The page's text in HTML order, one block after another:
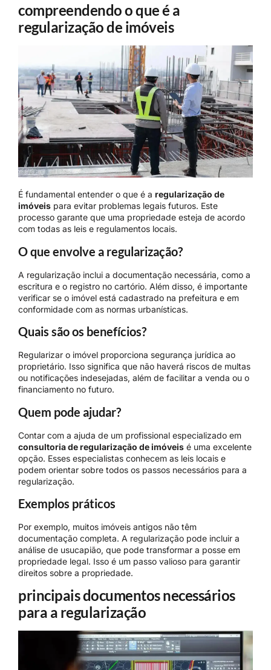
compreendendo o que é a
regularização de imóveis
É fundamental entender o que é a regularização de
imóveis para evitar problemas legais futuros. Este
processo garante que uma propriedade esteja de acordo
com todas as leis e regulamentos locais.
O que envolve a regularização?
A regularização inclui a documentação necessária, como a
escritura e o registro no cartório. Além disso, é importante
verificar se o imóvel está cadastrado na prefeitura e em
conformidade com as normas urbanísticas.
Quais são os benefícios?
Regularizar o imóvel proporciona segurança jurídica ao
proprietário. Isso significa que não haverá riscos de multas
ou notificações indesejadas, além de facilitar a venda ou o
financiamento no futuro.
Quem pode ajudar?
Contar com a ajuda de um profissional especializado em
consultoria de regularização de imóveis é uma excelente
opção. Esses especialistas conhecem as leis locais e
podem orientar sobre todos os passos necessários para a
regularização.
Exemplos práticos
Por exemplo, muitos imóveis antigos não têm
documentação completa. A regularização pode incluir a
análise de usucapião, que pode transformar a posse em
propriedade legal. Isso é um passo valioso para garantir
direitos sobre a propriedade.
principais documentos necessários
para a regularização